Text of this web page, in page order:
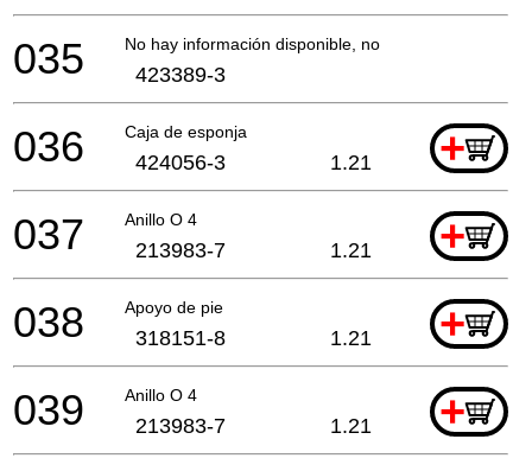
No hay información disponible, no se puede pedir
035 423389-3
Caja de esponja +
036 424056-3 1.21
Anillo O 4 +
037 213983-7 1.21
Apoyo de pie +
038 318151-8 1.21
Anillo O 4 +
039 213983-7 1.21